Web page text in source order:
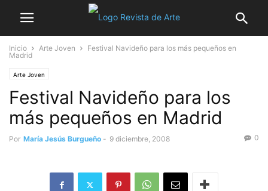
Inicio Arte Joven
Festival Navideño para los más pequeños en
Madrid
Arte Joven
Festival Navideño para los
más pequeños en Madrid
Por María Jesús Burgueño - 9 diciembre, 2008 0